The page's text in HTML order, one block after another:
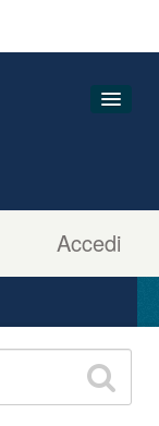
Accedi